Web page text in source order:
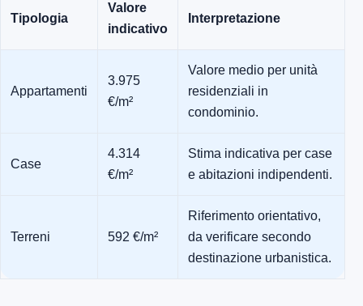
Tipologia
Valore
indicativo
Interpretazione
Appartamenti
3.975
€/m²
Valore medio per unità
residenziali in
condominio.
Case
4.314
€/m²
Stima indicativa per case
e abitazioni indipendenti.
Terreni 592 €/m²
Riferimento orientativo,
da verificare secondo
destinazione urbanistica.